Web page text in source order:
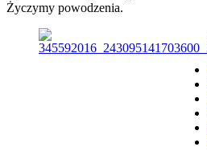
Życzymy powodzenia.